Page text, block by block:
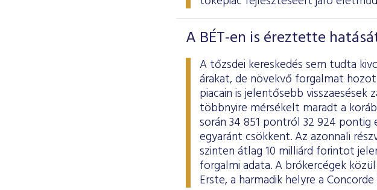
A BÉT-en is éreztette
A tőzsdei kereskedés sem tudta
árakat, de növekvő forgalmat
piacain is jelentősebb
többnyire mérsékelt maradt a
során 34 851 pontról 32 924
egyaránt csökkent. Az azonnali
szinten átlag 10 milliárd forintot
forgalmi adata. A brókercégek
Erste, a harmadik helyre a